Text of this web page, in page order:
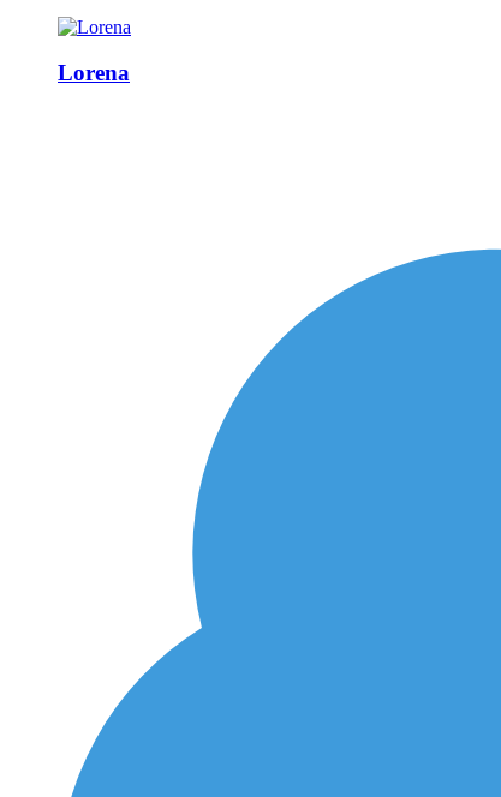
Lorena